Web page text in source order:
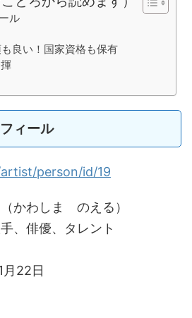
ル
良い！国家資格も保有
ィール
person/id/19
かわしま のえる）
、俳優、タレント
月22日